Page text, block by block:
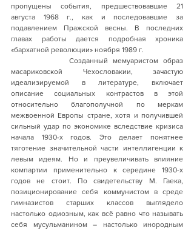
пропущены события, предшествовавшие 21
августа 1968 г., как и последовавшие за
подавлением Пражской весны. В последних
главах работы дается подробная хроника
«бархатной революции» ноября 1989 г.
масариковской Чехословакии, зачастую
идеализируемой в литературе, включает
описание социальных контрастов в этой
относительно благополучной по меркам
межвоенной Европы стране, хотя и получившей
сильный удар по экономике вследствие кризиса
начала 1930-х годов. Это делает понятнее
тяготение значительной части интеллигенции к
левым идеям. Но и преувеличивать влияние
компартии применительно к середине 1930-х
годов не стоит. По свидетельству М. Гаека,
позиционирование себя коммунистом в среде
гимназистов старших классов выглядело
настолько одиозным, как всё равно что называть
себя мусульманином – настолько инородным